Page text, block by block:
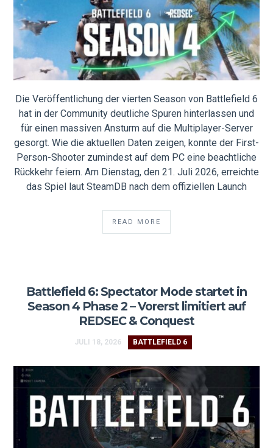
Die Veröffentlichung der vierten Season von Battlefield 6
hat in der Community deutliche Spuren hinterlassen und
für einen massiven Ansturm auf die Multiplayer-Server
gesorgt. Wie die aktuellen Daten zeigen, konnte der First-
Person-Shooter zumindest auf dem PC eine beachtliche
Rückkehr feiern. Am Dienstag, den 21. Juli 2026, erreichte
das Spiel laut SteamDB nach dem offiziellen Launch
READ MORE
Battlefield 6: Spectator Mode startet in
Season 4 Phase 2 – Vorerst limitiert auf
REDSEC & Conquest
JULI 18, 2026 BATTLEFIELD 6